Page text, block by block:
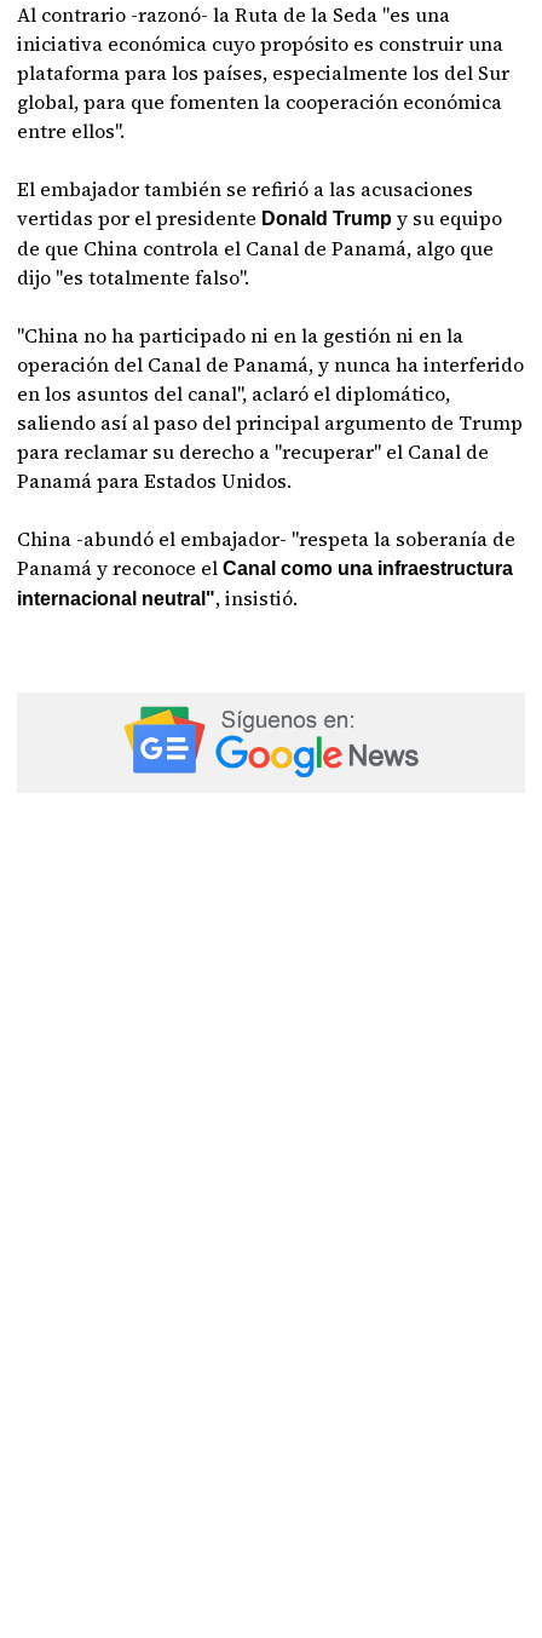
Al contrario -razonó- la Ruta de la Seda "es una
iniciativa económica cuyo propósito es construir una
plataforma para los países, especialmente los del Sur
global, para que fomenten la cooperación económica
entre ellos".
El embajador también se refirió a las acusaciones
vertidas por el presidente Donald Trump y su equipo
de que China controla el Canal de Panamá, algo que
dijo "es totalmente falso".
"China no ha participado ni en la gestión ni en la
operación del Canal de Panamá, y nunca ha interferido
en los asuntos del canal", aclaró el diplomático,
saliendo así al paso del principal argumento de Trump
para reclamar su derecho a "recuperar" el Canal de
Panamá para Estados Unidos.
China -abundó el embajador- "respeta la soberanía de
Panamá y reconoce elCanal como una infraestructura
internacional neutral", insistió.